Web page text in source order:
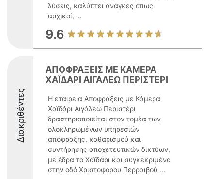
λύσεις, καλύπτει ανάγκες όπως
αρχικοί, ...
9.6
Διακριθέντες
ΑΠΟΦΡΑΞΕΙΣ ΜΕ ΚΑΜΕΡΑ
ΧΑΪΔΑΡΙ ΑΙΓΑΛΕΩ ΠΕΡΙΣΤΕΡΙ
Η εταιρεία Αποφράξεις με Κάμερα
Χαϊδάρι Αιγάλεω Περιστέρι
δραστηριοποιείται στον τομέα των
ολοκληρωμένων υπηρεσιών
απόφραξης, καθαρισμού και
συντήρησης αποχετευτικών δικτύων,
με έδρα το Χαϊδάρι και συγκεκριμένα
στην οδό Χριστοφόρου Περραιβού ...